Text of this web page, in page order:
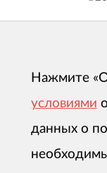
Нажмите
условиями
данных о